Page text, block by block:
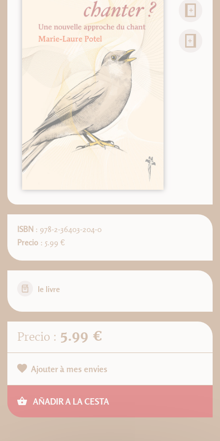
ISBN : 978-2-36403-204-0
Precio : 5.99 €
le livre
Precio : 5.99 €
Ajouter à mes envies
AÑADIR A LA CESTA